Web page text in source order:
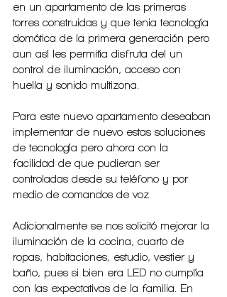
en un apartamento de las primeras
torres construidas y que tenia tecnología
domótica de la primera generación pero
aun así les permitía disfruta del un
control de iluminación, acceso con
huella y sonido multizona.
Para este nuevo apartamento deseaban
implementar de nuevo estas soluciones
de tecnología pero ahora con la
facilidad de que pudieran ser
controladas desde su teléfono y por
medio de comandos de voz.
Adicionalmente se nos solicitó mejorar la
iluminación de la cocina, cuarto de
ropas, habitaciones, estudio, vestier y
baño, pues si bien era LED no cumplía
con las expectativas de la familia. En